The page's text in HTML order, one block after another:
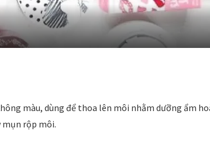
màu, dùng để thoa lên môi nhằm dưỡng ẩm
mụn rộp môi.